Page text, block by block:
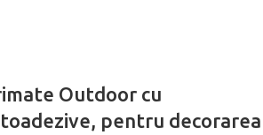
Outdoor cu
pentru decorarea